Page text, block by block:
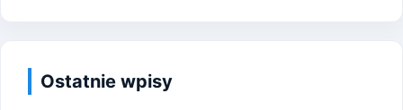
Ostatnie wpisy